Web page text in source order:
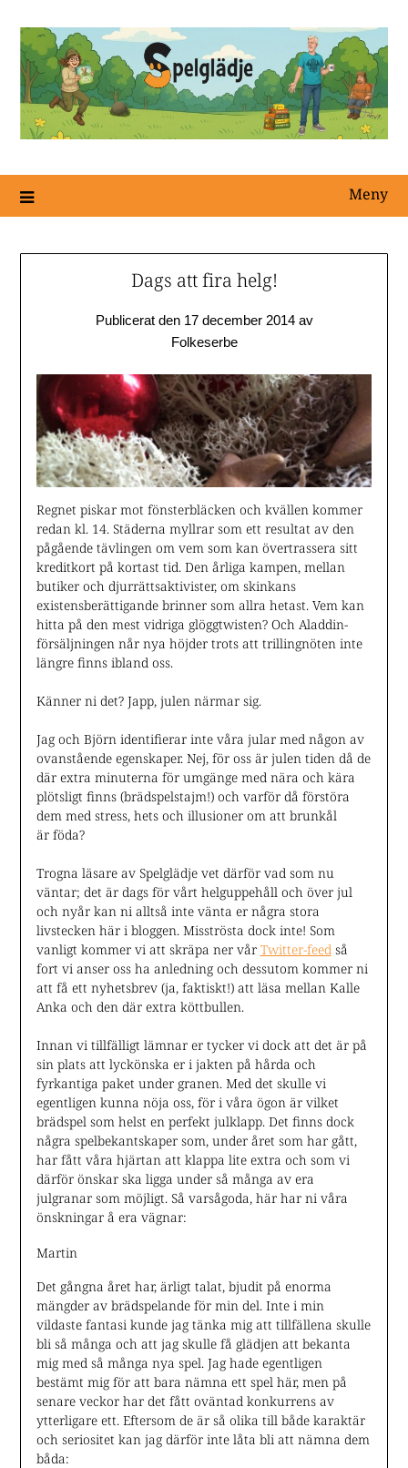
Meny
Dags att fira helg!
Publicerat den 17 december 2014av
Folkeserbe
Regnet piskar mot fönsterbläcken och kvällen kommer
redan kl. 14. Städerna myllrar som ett resultat av den
pågående tävlingen om vem som kan övertrassera sitt
kreditkort på kortast tid. Den årliga kampen, mellan
butiker och djurrättsaktivister, om skinkans
existensberättigande brinner som allra hetast. Vem kan
hitta på den mest vidriga glöggtwisten? Och Aladdin-
försäljningen når nya höjder trots att trillingnöten inte
längre finns ibland oss.
Känner ni det? Japp, julen närmar sig.
Jag och Björn identifierar inte våra jular med någon av
ovanstående egenskaper. Nej, för oss är julen tiden då de
där extra minuterna för umgänge med nära och kära
plötsligt finns (brädspelstajm!) och varför då förstöra
dem med stress, hets och illusioner om att brunkål
är föda?
Trogna läsare av Spelglädje vet därför vad som nu
väntar; det är dags för vårt helguppehåll och över jul
och nyår kan ni alltså inte vänta er några stora
livstecken här i bloggen. Misströsta dock inte! Som
vanligt kommer vi att skräpa ner vår Twitter-feedså
fort vi anser oss ha anledning och dessutom kommer ni
att få ett nyhetsbrev (ja, faktiskt!) att läsa mellan Kalle
Anka och den där extra köttbullen.
Innan vi tillfälligt lämnar er tycker vi dock att det är på
sin plats att lyckönska er i jakten på hårda och
fyrkantiga paket under granen. Med det skulle vi
egentligen kunna nöja oss, för i våra ögon är vilket
brädspel som helst en perfekt julklapp. Det finns dock
några spelbekantskaper som, under året som har gått,
har fått våra hjärtan att klappa lite extra och som vi
därför önskar ska ligga under så många av era
julgranar som möjligt. Så varsågoda, här har ni våra
önskningar å era vägnar:
Martin
Det gångna året har, ärligt talat, bjudit på enorma
mängder av brädspelande för min del. Inte i min
vildaste fantasi kunde jag tänka mig att tillfällena skulle
bli så många och att jag skulle få glädjen att bekanta
mig med så många nya spel. Jag hade egentligen
bestämt mig för att bara nämna ett spel här, men på
senare veckor har det fått oväntad konkurrens av
ytterligare ett. Eftersom de är så olika till både karaktär
och seriositet kan jag därför inte låta bli att nämna dem
båda: